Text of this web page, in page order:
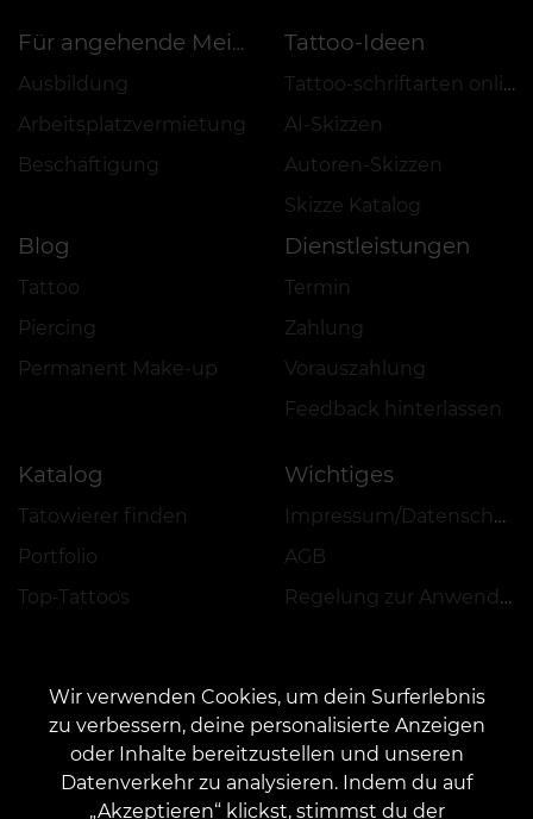
Für angehende Meister
Ausbildung
Arbeitsplatzvermietung
Beschäftigung
Tattoo-Ideen
Tattoo-schriftarten online
AI-Skizzen
Autoren-Skizzen
Skizze Katalog
Blog
Tattoo
Piercing
Permanent Make-up
Dienstleistungen
Termin
Zahlung
Vorauszahlung
Feedback hinterlassen
Katalog
Tätowierer finden
Portfolio
Top-Tattoos
Wichtiges
Impressum/Datenschutz
AGB
Regelung zur Anwendung von Aktionen, Rabatten und VEAN COINS
KONTAKT
Kontaktieren Sie uns: customers@vean-tattoo.de
Wir verwenden Cookies, um dein Surferlebnis
zu verbessern, deine personalisierte Anzeigen
oder Inhalte bereitzustellen und unseren
Datenverkehr zu analysieren. Indem du auf
„Akzeptieren“ klickst, stimmst du der